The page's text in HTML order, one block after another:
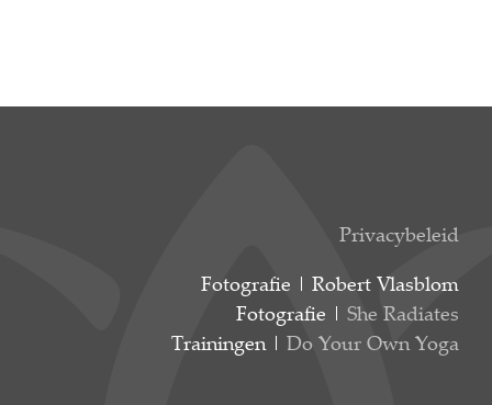
Privacybeleid
Fotografie | Robert Vlasblom
Fotografie | She Radiates
Trainingen | Do Your Own Yoga